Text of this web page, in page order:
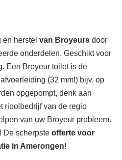
herstel van Broyeurs door
onderdelen. Geschikt voor
Een Broyeur toilet is de
(32 mm!) bijv. op
opgepompt, denk aan
rioolbedrijf van de regio
van uw Broyeur probleem.
De scherpste offerte voor
in Amerongen!